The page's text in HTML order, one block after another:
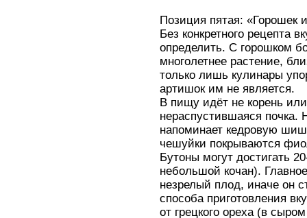
Позиция пятая: «Горошек
Без конкретного рецепта
определить. С горошком
многолетнее растение,
только лишь кулинары
артишок им не является.
В пищу идёт не корень
нераспустившаяся почка.
напоминает кедровую
чешуйки покрываются
Бутоны могут достигать
небольшой кочан).
незрелый плод, иначе он
способа приготовления
от грецкого ореха (в